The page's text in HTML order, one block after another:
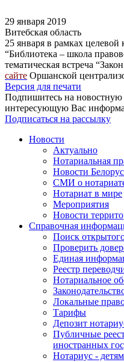
29 января 2019
Витебская область
25 января в рамках
“Библиотека – школа
тематическая встреча
сайте Оршанской
Версия для печати
Подпишитесь на новостную
интересующую Вас
Подписаться на рассылку
Новости
Актуально
Нотариальная
Новости
СМИ о
Нотариат в мире
Мероприятия
Новости
Справочная
Поиск
Проверить
Единая
Реестр
Нотариальное
Локальные
Тарифы
Депозит
Публичные
иностранных
Нотариус - детям